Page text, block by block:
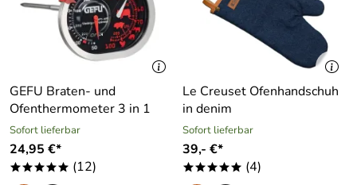
GEFU Braten- und
Ofenthermometer 3 in 1
Sofort lieferbar
24,95 €*
***** (12)
Le Creuset Ofenhandschuh
in denim
Sofort lieferbar
39,- €*
***** (4)